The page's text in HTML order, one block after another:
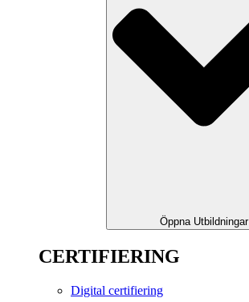
Öppna Utbildningar
CERTIFIERING
Digital certifiering